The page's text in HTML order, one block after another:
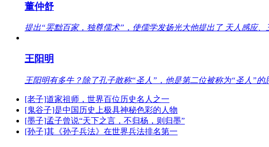
董仲舒
提出“罢黜百家，独尊儒术”，使儒学发扬光大他提出了 天人感应
王阳明
王阳明有多牛？除了孔子敢称“圣人”，他是第二位被称为“圣人”的
[老子]道家祖师，世界百位历史名人之一
[鬼谷子]是中国历史上极具神秘色彩的人物
[墨子]孟子曾说“天下之言，不归杨，则归墨”
[孙子]其《孙子兵法》在世界兵法排名第一